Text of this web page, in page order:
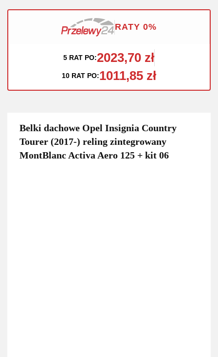
RATY 0%
5 RAT PO:2023,70 zł
10 RAT PO:1011,85 zł
Belki dachowe Opel Insignia Country
Tourer (2017-) reling zintegrowany
MontBlanc Activa Aero 125 + kit 06